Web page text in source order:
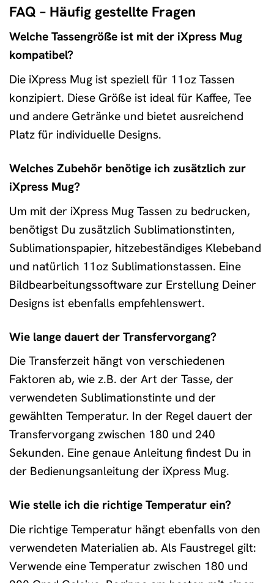
FAQ – Häufig gestellte Fragen
Welche Tassengröße ist mit der iXpress Mug
kompatibel?
Die iXpress Mug ist speziell für 11oz Tassen
konzipiert. Diese Größe ist ideal für Kaffee, Tee
und andere Getränke und bietet ausreichend
Platz für individuelle Designs.
Welches Zubehör benötige ich zusätzlich zur
iXpress Mug?
Um mit der iXpress Mug Tassen zu bedrucken,
benötigst Du zusätzlich Sublimationstinten,
Sublimationspapier, hitzebeständiges Klebeband
und natürlich 11oz Sublimationstassen. Eine
Bildbearbeitungssoftware zur Erstellung Deiner
Designs ist ebenfalls empfehlenswert.
Wie lange dauert der Transfervorgang?
Die Transferzeit hängt von verschiedenen
Faktoren ab, wie z.B. der Art der Tasse, der
verwendeten Sublimationstinte und der
gewählten Temperatur. In der Regel dauert der
Transfervorgang zwischen 180 und 240
Sekunden. Eine genaue Anleitung findest Du in
der Bedienungsanleitung der iXpress Mug.
Wie stelle ich die richtige Temperatur ein?
Die richtige Temperatur hängt ebenfalls von den
verwendeten Materialien ab. Als Faustregel gilt:
Verwende eine Temperatur zwischen 180 und